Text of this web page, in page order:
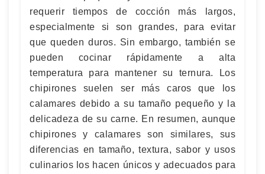
requerir tiempos de cocción más largos,
especialmente si son grandes, para evitar
que queden duros. Sin embargo, también se
pueden cocinar rápidamente a alta
temperatura para mantener su ternura. Los
chipirones suelen ser más caros que los
calamares debido a su tamaño pequeño y la
delicadeza de su carne. En resumen, aunque
chipirones y calamares son similares, sus
diferencias en tamaño, textura, sabor y usos
culinarios los hacen únicos y adecuados para